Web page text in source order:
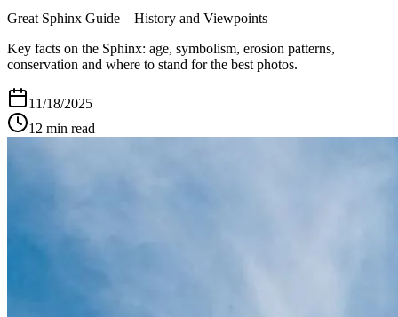
Great Sphinx Guide – History and Viewpoints
Key facts on the Sphinx: age, symbolism, erosion patterns,
conservation and where to stand for the best photos.
11/18/2025
12 min read